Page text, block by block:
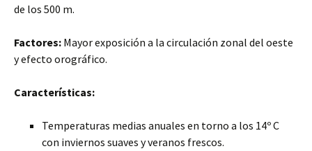
de los 500 m.
Factores: Mayorexposición a la circulación zonal del oeste
y efecto orográfico.
Características:
Temperaturas medias anuales en torno a los 14º C
con inviernos suaves y veranos frescos.